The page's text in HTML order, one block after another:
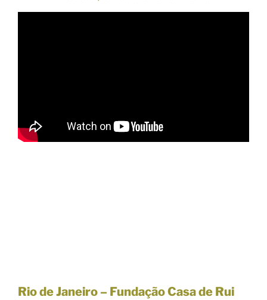
Rio de Janeiro – Fundação Casa de Rui